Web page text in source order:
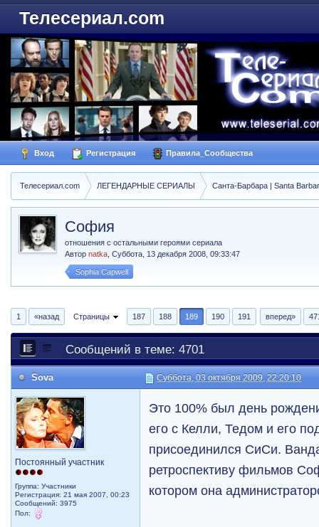
Телесериал.com
Вход Регистрация Правила_Сообщества
Телесериал.com ЛЕГЕНДАРНЫЕ СЕРИАЛЫ Санта-Барбара | Santa
София
отношения с остальными героями сериала
Авторnatka ,Суббота, 13 декабря 2008, 09:33:47
Sophia Capwell
1 «назад Страницы 187 188 189 190 191 вперед»
Сообщений в теме: 4701
Sova Суббота, 03 октября 2009, 22:20:10
Постоянный участник
Группа: Участники
Регистрация: 21 мая 2007, 00:23
Сообщений: 3975
Пол:
Это 100% был день
его с Келли, Тедом и его
присоединился СиСи.
ретроспективу фильмов
котором она